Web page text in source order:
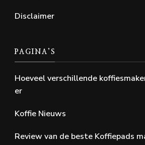
Disclaimer
PAGINA’S
Hoeveel verschillende
er
Koffie Nieuws
Review van de beste Koffiepads